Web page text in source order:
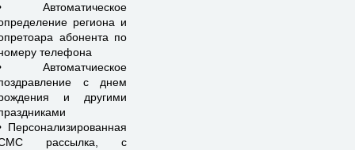
Автоматическое
региона и
абонента по
телефона
Автоматчиеское
с днем
и другими
Персонализированная
рассылка, с